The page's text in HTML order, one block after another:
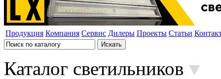
Продукция Компания Сервис Дилеры Проекты Статьи
Каталог светильников